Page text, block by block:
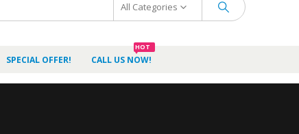
All Categories
SPECIAL OFFER! CALL US NOW!
HOT